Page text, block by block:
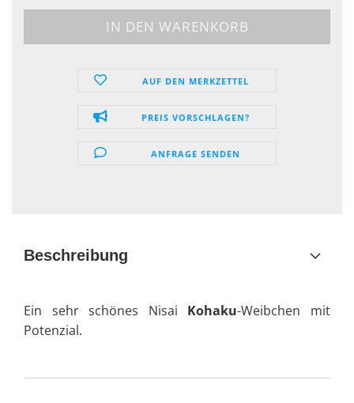
AUF DEN MERKZETTEL
PREIS VORSCHLAGEN?
ANFRAGE SENDEN
Beschreibung
Ein sehr schönes Nisai Kohaku-Weibchen
mit
Potenzial.